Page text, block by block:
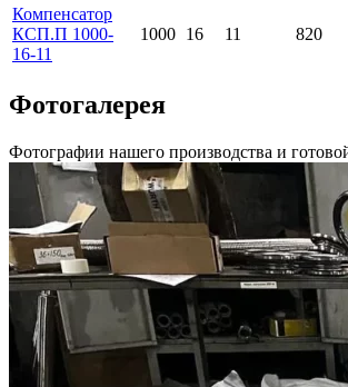
Компенсатор
КСП.П 1000-
16-11
1000 16 11 820
Фотогалерея
Фотографии нашего производства и